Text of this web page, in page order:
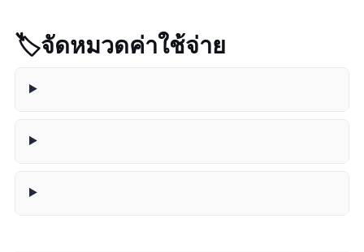
🏷️ จัดหมวดค่าใช้จ่าย